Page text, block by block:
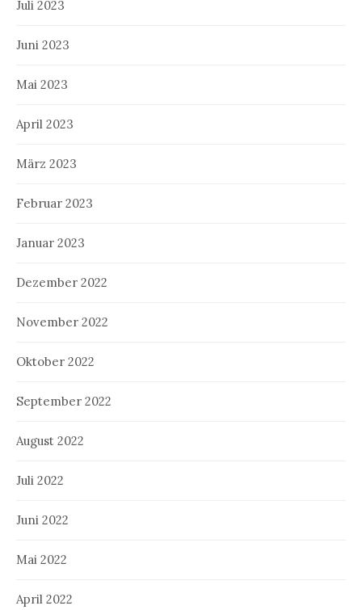
Juli 2023
Juni 2023
Mai 2023
April 2023
März 2023
Februar 2023
Januar 2023
Dezember 2022
November 2022
Oktober 2022
September 2022
August 2022
Juli 2022
Juni 2022
Mai 2022
April 2022